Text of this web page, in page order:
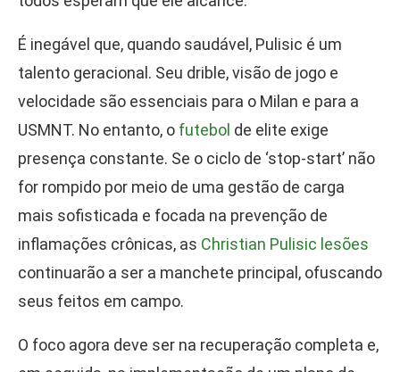
É inegável que, quando saudável, Pulisic é um
talento geracional. Seu drible, visão de jogo e
velocidade são essenciais para o Milan e para a
USMNT. No entanto, o futebol de elite exige
presença constante. Se o ciclo de ‘stop-start’ não
for rompido por meio de uma gestão de carga
mais sofisticada e focada na prevenção de
inflamações crônicas, as Christian Pulisic lesões
continuarão a ser a manchete principal, ofuscando
seus feitos em campo.
O foco agora deve ser na recuperação completa e,